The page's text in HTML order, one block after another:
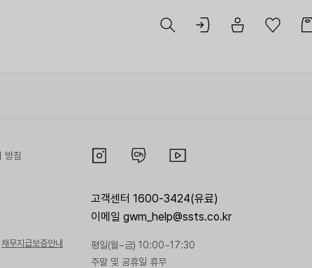
방침
채무지급보증안내
고객센터 1600-3424(유료)
이메일 gwm_help@ssts.co.kr
평일(월~금) 10:00~17:30
주말 및 공휴일 휴무